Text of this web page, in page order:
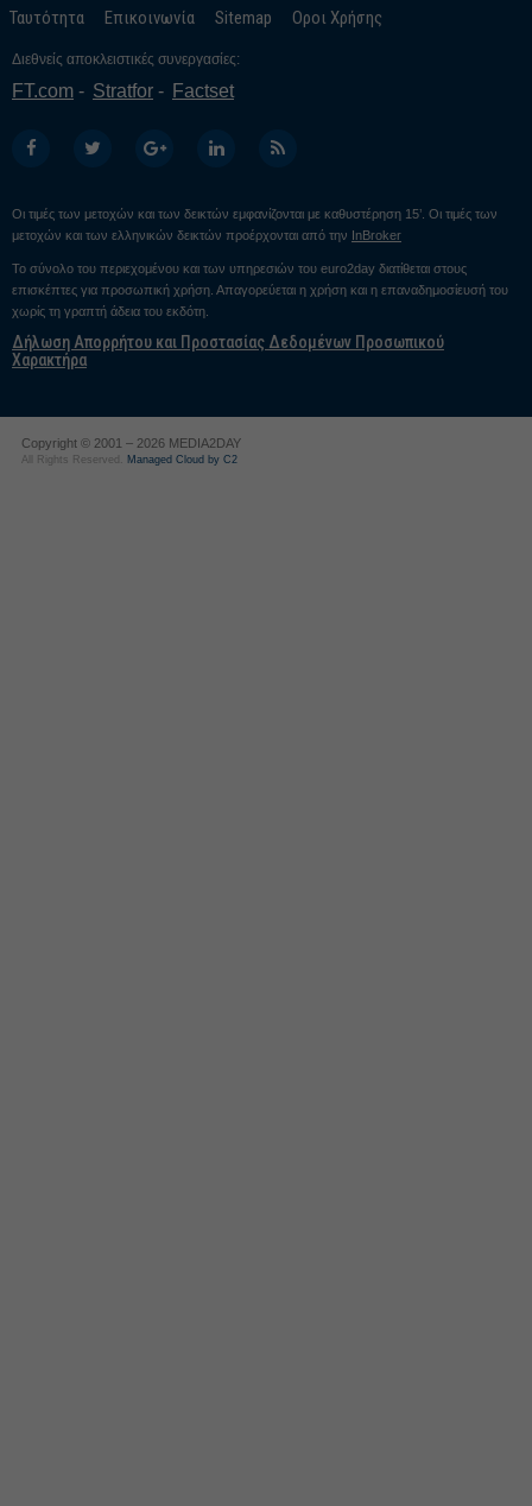
Ταυτότητα Επικοινωνία Sitemap Οροι Χρήσης
Διεθνείς αποκλειστικές συνεργασίες:
FT.com Stratfor Factset
Οι τιμές των μετοχών και των δεικτών εμφανίζονται με καθυστέρηση 15’. Οι τιμές των
μετοχών και των ελληνικών δεικτών προέρχονται από την InBroker
Το σύνολο του περιεχομένου και των υπηρεσιών του euro2day διατίθεται στους
επισκέπτες για προσωπική χρήση. Απαγορεύεται η χρήση και η επαναδημοσίευσή του
χωρίς τη γραπτή άδεια του εκδότη.
Δήλωση Απορρήτου και Προστασίας Δεδομένων Προσωπικού
Χαρακτήρα
Copyright © 2001 – 2026 MEDIA2DAY
All Rights Reserved. Managed Cloud by C2